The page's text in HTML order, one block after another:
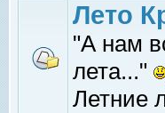
Лето
"А нам
лета..."
Летние